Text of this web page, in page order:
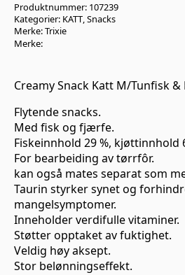
5stk
14g
antall
Produktnummer: 107239
Kategorier: KATT,Snacks
Merke:Trixie
Merke:
Creamy Snack Katt M/Tunfisk &
Flytende snacks.
Med fisk og fjærfe.
Fiskeinnhold 29 %, kjøttinnhold
For bearbeiding av tørrfôr.
kan også mates separat som
Taurin styrker synet og
mangelsymptomer.
Inneholder verdifulle vitaminer.
Støtter opptaket av fuktighet.
Veldig høy aksept.
Stor belønningseffekt.